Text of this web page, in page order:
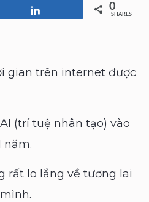
0
SHARES
gian trên internet được
(trí tuệ nhân tạo) vào
năm.
rất lo lắng về tương lai